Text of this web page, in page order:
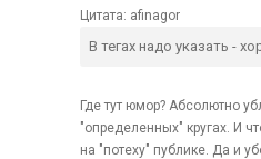
Цитата: afinagor
В тегах надо указать -
Где тут юмор? Абсолютно
"определенных" кругах. И
на "потеху" публике. Да и